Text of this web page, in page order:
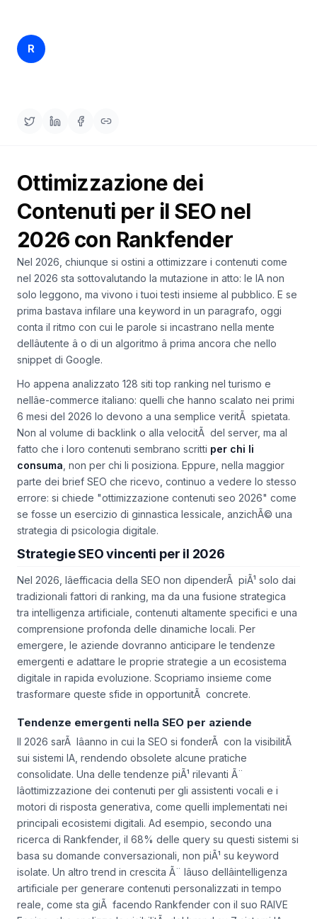
Content
Report
analisi
R
Ottimizzazione dei
Contenuti per il SEO nel
2026 con Rankfender
Nel 2026, chiunque si ostini a ottimizzare i contenuti come
nel 2026 sta sottovalutando la mutazione in atto: le IA non
solo leggono, ma vivono i tuoi testi insieme al pubblico. E se
prima bastava infilare una keyword in un paragrafo, oggi
conta il ritmo con cui le parole si incastrano nella mente
dellâutente â o di un algoritmo â prima ancora che nello
snippet di Google.
Ho appena analizzato 128 siti top ranking nel turismo e
nellâe-commerce italiano: quelli che hanno scalato nei primi
6 mesi del 2026 lo devono a una semplice veritÃ spietata.
Non al volume di backlink o alla velocitÃ del server, ma al
fatto che i loro contenuti sembrano scritti per chi li
consuma , non per chi li posiziona. Eppure, nella maggior
parte dei brief SEO che ricevo, continuo a vedere lo stesso
errore: si chiede "ottimizzazione contenuti seo 2026" come
se fosse un esercizio di ginnastica lessicale, anzichÃ© una
strategia di psicologia digitale.
Strategie SEO vincenti per il 2026
Nel 2026, lâefficacia della SEO non dipenderÃ piÃ¹ solo dai
tradizionali fattori di ranking, ma da una fusione strategica
tra intelligenza artificiale, contenuti altamente specifici e una
comprensione profonda delle dinamiche locali. Per
emergere, le aziende dovranno anticipare le tendenze
emergenti e adattare le proprie strategie a un ecosistema
digitale in rapida evoluzione. Scopriamo insieme come
trasformare queste sfide in opportunitÃ concrete.
Tendenze emergenti nella SEO per aziende
Il 2026 sarÃ lâanno in cui la SEO si fonderÃ con la visibilitÃ
sui sistemi IA, rendendo obsolete alcune pratiche
consolidate. Una delle tendenze piÃ¹ rilevanti Ã¨
lâottimizzazione dei contenuti per gli assistenti vocali e i
motori di risposta generativa, come quelli implementati nei
principali ecosistemi digitali. Ad esempio, secondo una
ricerca di Rankfender, il 68% delle query su questi sistemi si
basa su domande conversazionali, non piÃ¹ su keyword
isolate. Un altro trend in crescita Ã¨ lâuso dellâintelligenza
artificiale per generare contenuti personalizzati in tempo
reale, come sta giÃ facendo Rankfender con il suo RAIVE